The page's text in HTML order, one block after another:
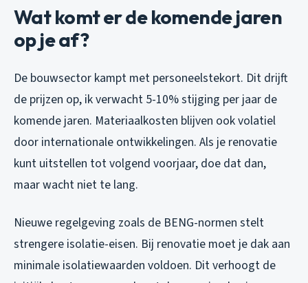
Wat komt er de komende jaren
op je af?
De bouwsector kampt met personeelstekort. Dit drijft
de prijzen op, ik verwacht 5-10% stijging per jaar de
komende jaren. Materiaalkosten blijven ook volatiel
door internationale ontwikkelingen. Als je renovatie
kunt uitstellen tot volgend voorjaar, doe dat dan,
maar wacht niet te lang.
Nieuwe regelgeving zoals de BENG-normen stelt
strengere isolatie-eisen. Bij renovatie moet je dak aan
minimale isolatiewaarden voldoen. Dit verhoogt de